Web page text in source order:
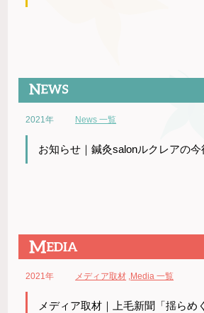
2021年 News 一覧
お知らせ｜鍼灸salonルクレアの今
2021年 メディア取材 ,Media 一覧
メディア取材｜上毛新聞「揺らめ